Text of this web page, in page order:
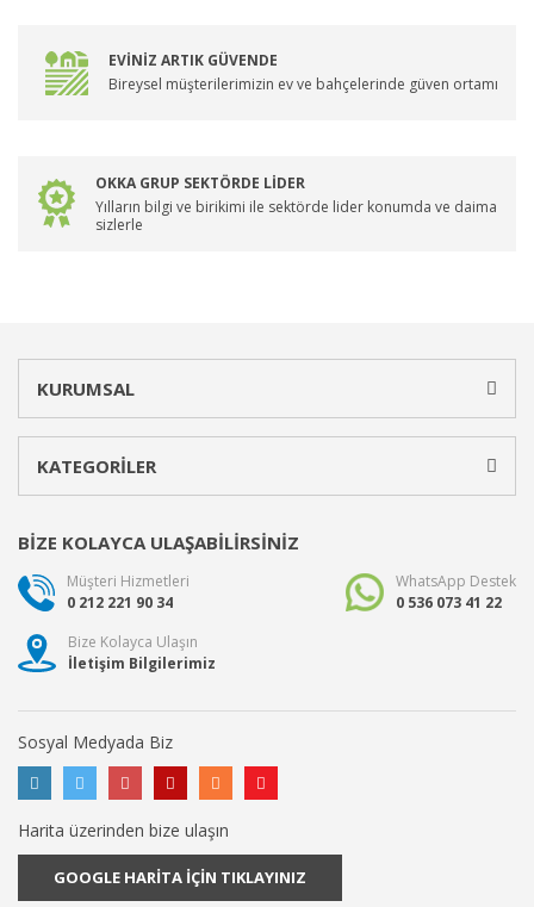
EVİNİZ ARTIK GÜVENDE
Bireysel müşterilerimizin ev ve bahçelerinde güven ortamı
OKKA GRUP SEKTÖRDE LİDER
Yılların bilgi ve birikimi ile sektörde lider konumda ve daima
sizlerle
KURUMSAL
KATEGORİLER
BİZE KOLAYCA ULAŞABİLİRSİNİZ
Müşteri Hizmetleri
0 212 221 90 34
WhatsApp Destek
0 536 073 41 22
Bize Kolayca Ulaşın
İletişim Bilgilerimiz
Sosyal Medyada Biz
Harita üzerinden bize ulaşın
GOOGLE HARİTA İÇİN TIKLAYINIZ